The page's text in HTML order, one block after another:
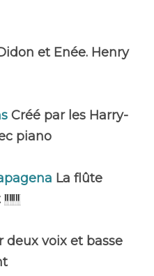
et Enée. Henry
Créé par les Harry-
piano
La flûte
deux voix et basse